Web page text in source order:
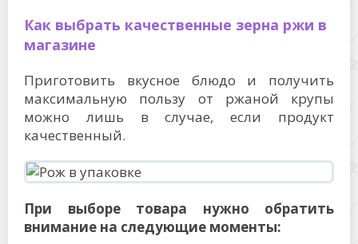
Как выбрать качественные зерна ржи в
магазине
Приготовить вкусное блюдо и получить
максимальную пользу от ржаной крупы
можно лишь в случае, если продукт
качественный.
При выборе товара нужно обратить
внимание на следующие моменты: